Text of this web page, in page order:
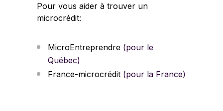
Pour vous aider à trouver un
microcrédit:
MicroEntreprendre (pour le
Québec)
France-microcrédit (pour la France)